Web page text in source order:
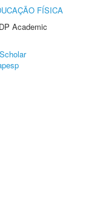
FÍSICA
Academic